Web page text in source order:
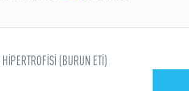
(BURUN ETİ)